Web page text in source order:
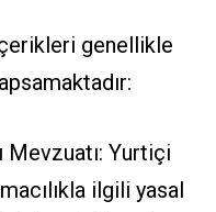
genellikle
Mevzuatı: Yurtiçi
ilgili yasal